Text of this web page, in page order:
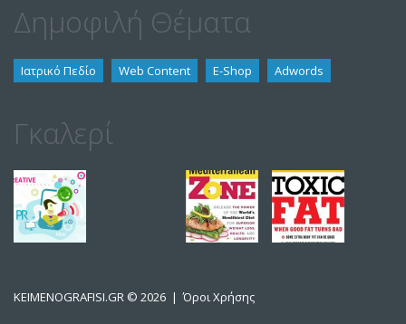
Δημοφιλή Θέματα
Ιατρικό Πεδίο Web Content E-Shop Adwords
Γκαλερί
KEIMENOGRAFISI.GR © 2026 |Όροι Χρήσης